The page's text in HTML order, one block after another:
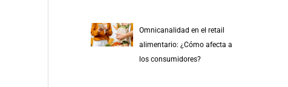
Omnicanalidad en el retail
alimentario: ¿Cómo afecta a
los consumidores?